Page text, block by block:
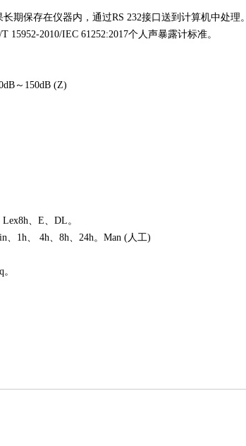
期保存在仪器内，通过RS 232接口送到计算机中处理。
15952-2010/IEC 61252:2017个人声暴露计标准。
～150dB (Z)
、E、DL。
、1h、 4h、8h、24h。Man (人工)